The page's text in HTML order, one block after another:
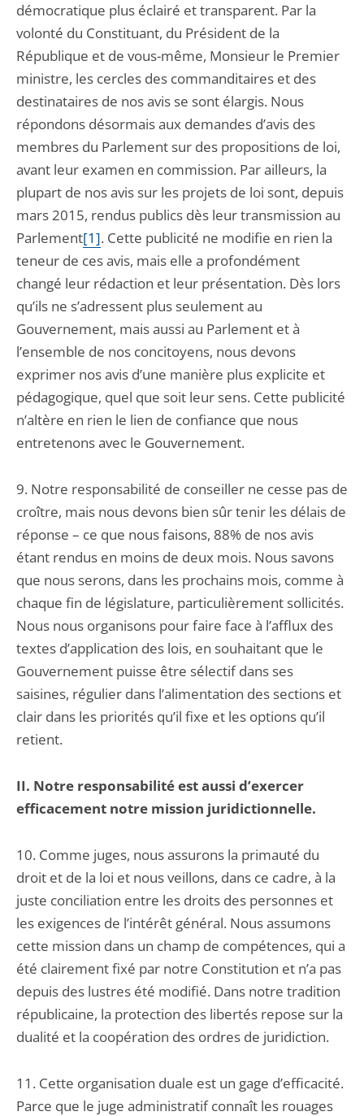
démocratique plus éclairé et transparent. Par la
volonté du Constituant, du Président de la
République et de vous-même, Monsieur le Premier
ministre, les cercles des commanditaires et des
destinataires de nos avis se sont élargis. Nous
répondons désormais aux demandes d’avis des
membres du Parlement sur des propositions de loi,
avant leur examen en commission. Par ailleurs, la
plupart de nos avis sur les projets de loi sont, depuis
mars 2015, rendus publics dès leur transmission au
Parlement[1]. Cette publicité ne modifie en rien la
teneur de ces avis, mais elle a profondément
changé leur rédaction et leur présentation. Dès lors
qu’ils ne s’adressent plus seulement au
Gouvernement, mais aussi au Parlement et à
l’ensemble de nos concitoyens, nous devons
exprimer nos avis d’une manière plus explicite et
pédagogique, quel que soit leur sens. Cette publicité
n’altère en rien le lien de confiance que nous
entretenons avec le Gouvernement.
9. Notre responsabilité de conseiller ne cesse pas de
croître, mais nous devons bien sûr tenir les délais de
réponse – ce que nous faisons, 88% de nos avis
étant rendus en moins de deux mois. Nous savons
que nous serons, dans les prochains mois, comme à
chaque fin de législature, particulièrement sollicités.
Nous nous organisons pour faire face à l’afflux des
textes d’application des lois, en souhaitant que le
Gouvernement puisse être sélectif dans ses
saisines, régulier dans l’alimentation des sections et
clair dans les priorités qu’il fixe et les options qu’il
retient.
II. Notre responsabilité est aussi d’exercer
efficacement notre mission juridictionnelle.
10. Comme juges, nous assurons la primauté du
droit et de la loi et nous veillons, dans ce cadre, à la
juste conciliation entre les droits des personnes et
les exigences de l’intérêt général. Nous assumons
cette mission dans un champ de compétences, qui a
été clairement fixé par notre Constitution et n’a pas
depuis des lustres été modifié. Dans notre tradition
républicaine, la protection des libertés repose sur la
dualité et la coopération des ordres de juridiction.
11. Cette organisation duale est un gage d’efficacité.
Parce que le juge administratif connaît les rouages